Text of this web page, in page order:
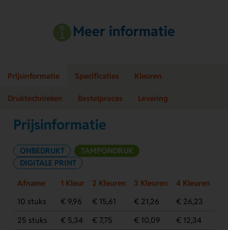
Meer informatie
Prijsinformatie Specificaties Kleuren
Druktechnieken Bestelproces Levering
Prijsinformatie
ONBEDRUKT
TAMPONDRUK
DIGITALE PRINT
Afname 1 Kleur 2 Kleuren 3 Kleuren
4 Kleuren
10 stuks
€ 9,96 € 15,61 € 21,26
€ 26,23
25 stuks
€ 5,34 € 7,75 € 10,09 € 12,34